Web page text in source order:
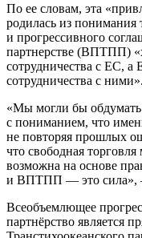
По ее словам, эта
родилась из
и прогрессивного
партнерстве (ВПТПП)
сотрудничества с ЕС, а
сотрудничества с ними».
«Мы могли бы
с пониманием, что
не повторяя прошлых
что свободная
возможна на основе
и ВПТПП — это сила»,
Всеобъемлющее
партнёрство является